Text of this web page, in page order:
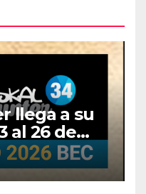
llega a su
al 26 de